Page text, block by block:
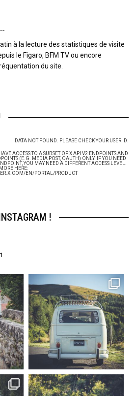
à la lecture des statistiques de visite
le Figaro, BFM TV ou encore
du site.
DATA NOT FOUND. PLEASE CHECK YOUR USER ID.
ACCESS TO A SUBSET OF X API V2 ENDPOINTS AND
(E.G. MEDIA POST, OAUTH) ONLY. IF YOU NEED
YOU MAY NEED A DIFFERENT ACCESS LEVEL.
HERE:
EN/PORTAL/PRODUCT
!
Sep 12
216
3
becombi